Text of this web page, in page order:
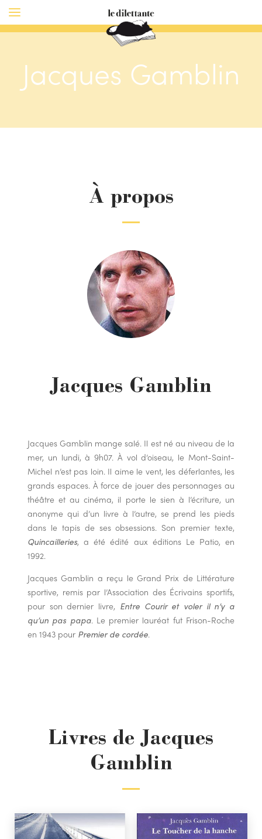
Jacques Gamblin
À propos
Jacques Gamblin
Jacques Gamblin mange salé. Il est né au niveau de la
mer, un lundi, à 9h07. À vol d’oiseau, le Mont-Saint-
Michel n’est pas loin. Il aime le vent, les déferlantes, les
grands espaces. À force de jouer des personnages au
théâtre et au cinéma, il porte le sien à l’écriture, un
anonyme qui d’un livre à l’autre, se prend les pieds
dans le tapis de ses obsessions. Son premier texte,
Quincailleries, a été édité aux éditions Le Patio, en
1992.
Jacques Gamblin a reçu le Grand Prix de Littérature
sportive, remis par l’Association des Écrivains sportifs,
pour son dernier livre, Entre Courir et voler il n’y a
qu’un pas papa. Le premier lauréat fut Frison-Roche
en 1943 pour Premier de cordée.
Livres de Jacques
Gamblin